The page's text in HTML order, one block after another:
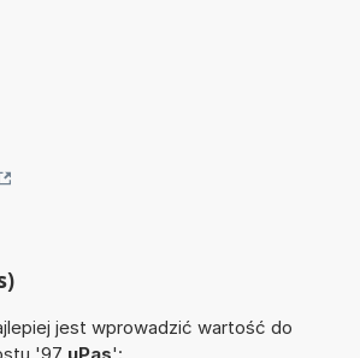
jest wprowadzić wartość do